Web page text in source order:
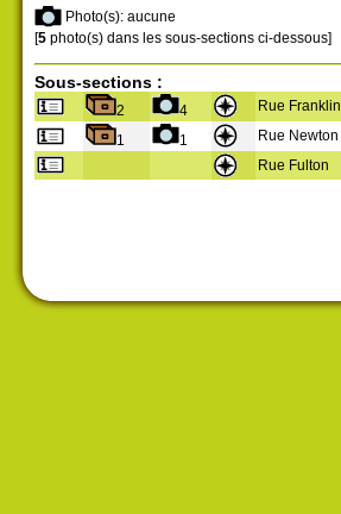
Photo(s): aucune
[5 photo(s) dans les sous-sections ci-dessous]
Sous-sections :
2 4 Rue Franklin
1 1
Rue Newton
Rue Fulton